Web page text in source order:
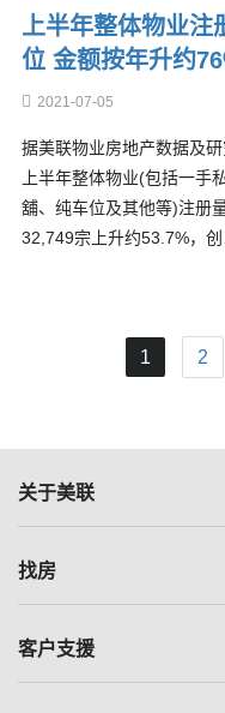
上半年整体物业注
位 金额按年升约
2021-07-05
据美联物业房地产数据及
上半年整体物业(包括一手
舖、纯车位及其他等)注册
32,749宗上升约53.7%，创
1 2
关于美联
美联集团
人才招募
找房
一手新房
客户支援